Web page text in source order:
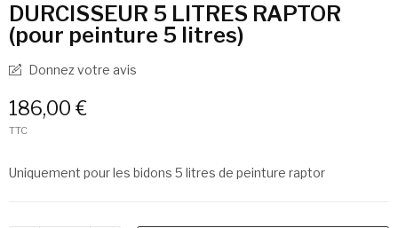
DURCISSEUR 5 LITRES RAPTOR
(pour peinture 5 litres)
Donnez votre avis
186,00 €
TTC
Uniquement pour les bidons 5 litres de peinture raptor